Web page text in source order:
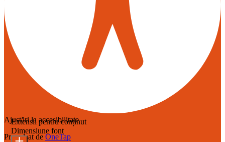
Ajustări la accesibilitate
Propulsat de OneTap
Extensii pentru conținut
Dimensiune font